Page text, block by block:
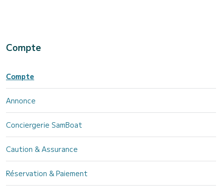
Compte
Compte
Annonce
Conciergerie SamBoat
Caution & Assurance
Réservation & Paiement